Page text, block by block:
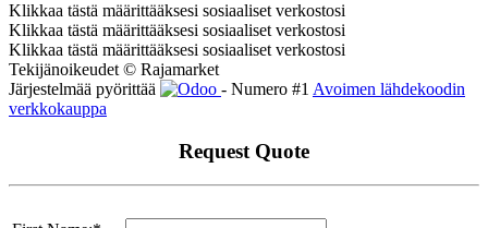
Klikkaa tästä määrittääksesi sosiaaliset verkostosi
Klikkaa tästä määrittääksesi sosiaaliset verkostosi
Klikkaa tästä määrittääksesi sosiaaliset verkostosi
Tekijänoikeudet © Rajamarket
Järjestelmää pyörittää
- Numero #1 Avoimen lähdekoodin
verkkokauppa
Request Quote